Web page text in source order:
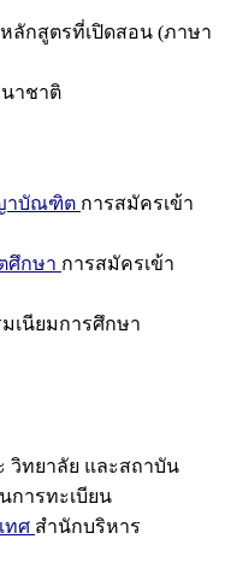
หลักสูตรที่เปิดสอน (ภาษา
าชาติ
าบัณฑิต การสมัครเข้า
ศึกษา การสมัครเข้า
เนียมการศึกษา
วิทยาลัย และสถาบัน
การทะเบียน
ทศ สำนักบริหาร